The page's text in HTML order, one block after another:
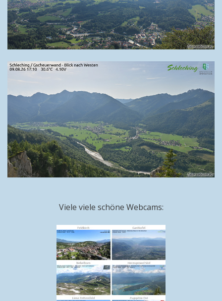
Viele viele schöne Webcams: